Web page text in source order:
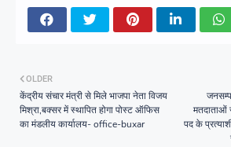
मतदाताओं
पद के
OLDER
केंद्रीय संचार मंत्री से मिले भाजपा नेता विजय
मिश्रा,बक्सर में स्थापित होगा पोस्ट ऑफिस
का मंडलीय कार्यालय- office-buxar